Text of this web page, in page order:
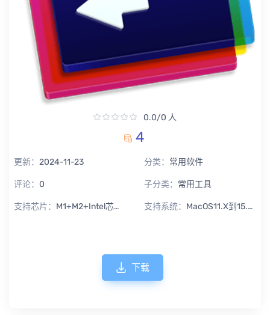
0.0/0 人
4
更新： 2024-11-23 分类： 常用软件
评论： 0 子分类： 常用工具
支持芯片： M1+M2+Intel芯片通用 支持系统： MacOS11.X到15.X Sequoia
下载